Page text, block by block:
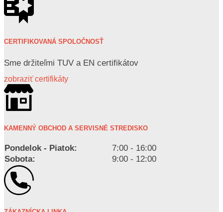
CERTIFIKOVANÁ SPOLOČNOSŤ
Sme držiteľmi TUV a EN certifikátov
zobraziť certifikáty
KAMENNÝ OBCHOD A SERVISNÉ STREDISKO
Pondelok - Piatok:
7:00 - 16:00
Sobota:
9:00 - 12:00